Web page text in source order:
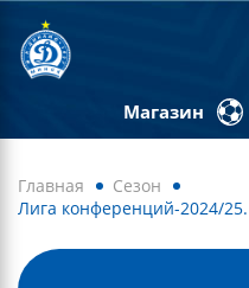
Магазин
Главная
Сезон
Лига конференций-2024/